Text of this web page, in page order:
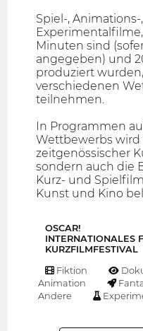
Spiel-,
Minuten sind
angegeben) und
produziert
verschiedenen
teilnehmen.
In Programmen
Wettbewerbs wird
zeitgenössischer
sondern auch die
Kurz- und
Kunst und Kino
OSCAR!
INTERNATIONALES
KURZFILMFESTIVAL
Fiktion
Animation
Andere